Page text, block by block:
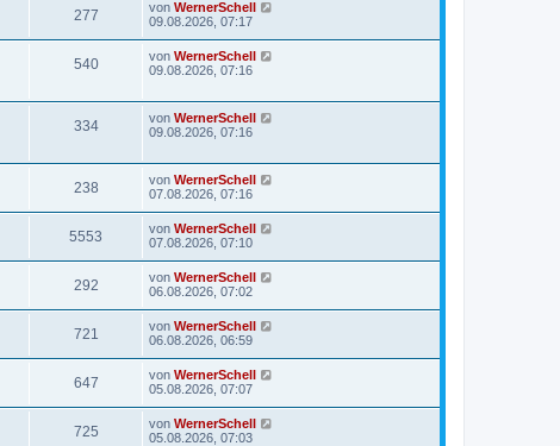
277 von WernerSchell
09.08.2026, 07:17
540 von WernerSchell
09.08.2026, 07:16
334 von WernerSchell
09.08.2026, 07:16
238 von WernerSchell
07.08.2026, 07:16
5553 von WernerSchell
07.08.2026, 07:10
292 von WernerSchell
06.08.2026, 07:02
721 von WernerSchell
06.08.2026, 06:59
647 von WernerSchell
05.08.2026, 07:07
725 von WernerSchell
05.08.2026, 07:03